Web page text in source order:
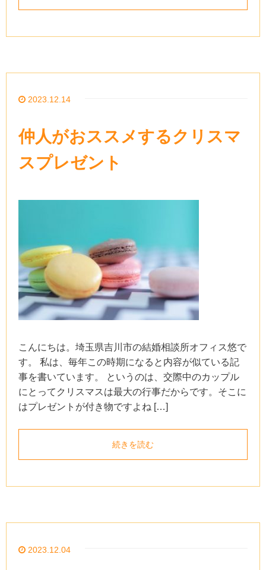
2023.12.14
仲人がおススメするクリスマ
スプレゼント
こんにちは。埼玉県吉川市の結婚相談所オフィス悠で
す。 私は、毎年この時期になると内容が似ている記
事を書いています。 というのは、交際中のカップル
にとってクリスマスは最大の行事だからです。そこに
はプレゼントが付き物ですよね […]
続きを読む
2023.12.04